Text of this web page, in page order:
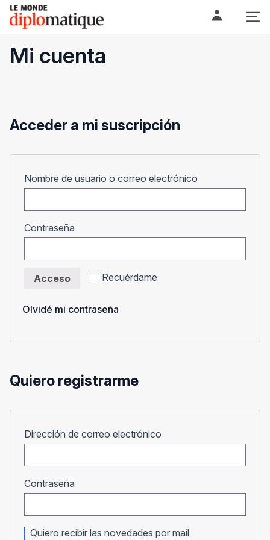
Skip
content
Le monde diplomatique
Mi cuenta
Acceder a mi suscripción
Nombre de usuario o correo electrónico
Contraseña
Recuérdame
Acceso
Olvidé mi contraseña
Quiero registrarme
Dirección de correo electrónico
Contraseña
Quiero recibir las novedades por mail